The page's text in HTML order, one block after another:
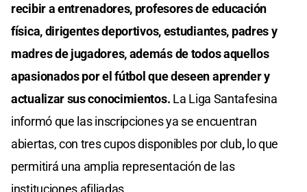
recibir a entrenadores, profesores de educación
física, dirigentes deportivos, estudiantes, padres y
madres de jugadores, además de todos aquellos
apasionados por el fútbol que deseen aprender y
actualizar sus conocimientos. La Liga Santafesina
informó que las inscripciones ya se encuentran
abiertas, con tres cupos disponibles por club,lo que
permitirá una amplia representación de las
instituciones afiliadas.